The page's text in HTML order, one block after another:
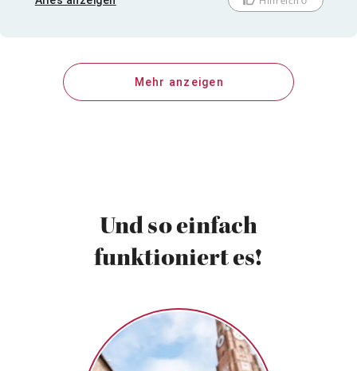
Mehr anzeigen
Und so einfach
funktioniert es!